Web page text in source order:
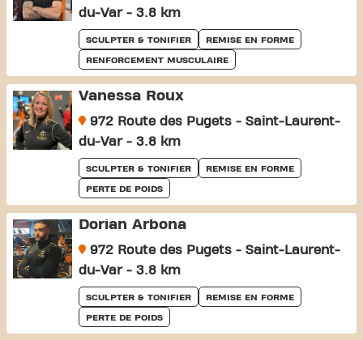
du-Var - 3.8 km
SCULPTER & TONIFIER REMISE EN FORME
RENFORCEMENT MUSCULAIRE
Vanessa Roux
972 Route des Pugets - Saint-Laurent-
du-Var - 3.8 km
SCULPTER & TONIFIER REMISE EN FORME
PERTE DE POIDS
Dorian Arbona
972 Route des Pugets - Saint-Laurent-
du-Var - 3.8 km
SCULPTER & TONIFIER REMISE EN FORME
PERTE DE POIDS